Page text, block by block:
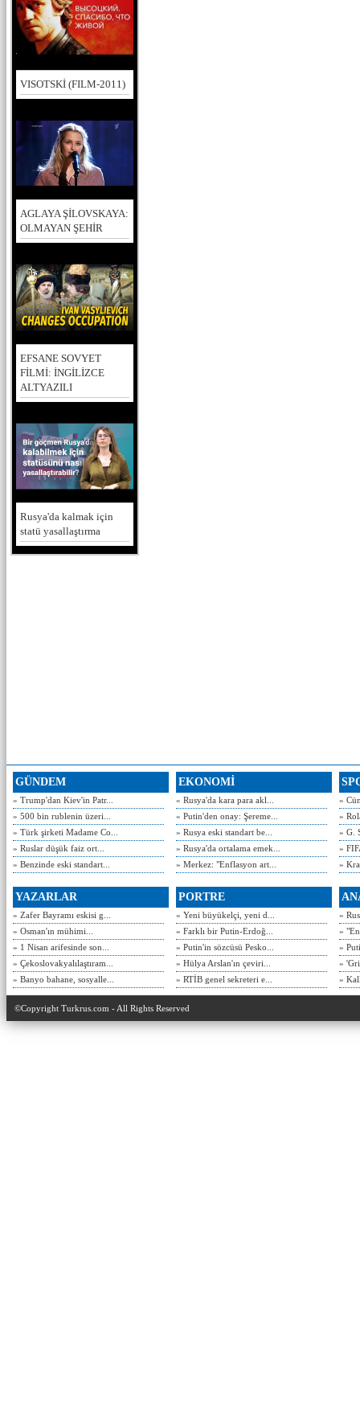
VISOTSKİ (FILM-2011)
AGLAYA ŞİLOVSKAYA:
OLMAYAN ŞEHİR
EFSANE SOVYET
FİLMİ: İNGİLİZCE
ALTYAZILI
Rusya'da kalmak için
statü yasallaştırma
GÜNDEM
» Trump'dan Kiev'in Patr...
» 500 bin rublenin üzeri...
» Türk şirketi Madame Co...
» Ruslar düşük faiz ort...
» Benzinde eski standart...
EKONOMİ
» Rusya'da kara para akl...
» Putin'den onay: Şereme...
» Rusya eski standart be...
» Rusya'da ortalama emek...
» Merkez: "Enflasyon art...
»
»
» G.
»
»
YAZARLAR
» Zafer Bayramı eskisi g...
» Osman'ın mühimi...
» 1 Nisan arifesinde son...
» Çekoslovakyalılaştıram...
» Banyo bahane, sosyalle...
PORTRE
» Yeni büyükelçi, yeni d...
» Farklı bir Putin-Erdoğ...
» Putin'in sözcüsü Pesko...
» Hülya Arslan'ın çeviri...
» RTİB genel sekreteri e...
»
»
»
»
»
©Copyright Turkrus.com - All Rights Reserved